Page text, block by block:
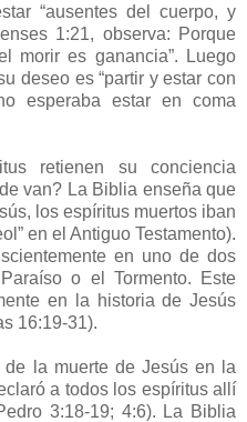
“ausentes del cuerpo, y
1:21, observa: Porque
morir es ganancia”. Luego
deseo es “partir y estar con
esperaba estar en coma
retienen su conciencia
van? La Biblia enseña que
los espíritus muertos iban
en el Antiguo Testamento).
en uno de dos
o el Tormento. Este
en la historia de Jesús
16:19-31).
la muerte de Jesús en la
a todos los espíritus allí
3:18-19; 4:6). La Biblia